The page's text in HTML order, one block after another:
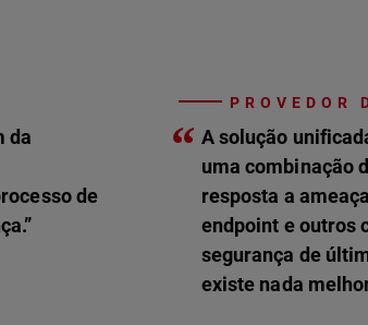
da
de
PROVEDOR
“ A solução
uma combinação
resposta a
endpoint e outros
segurança de
existe nada